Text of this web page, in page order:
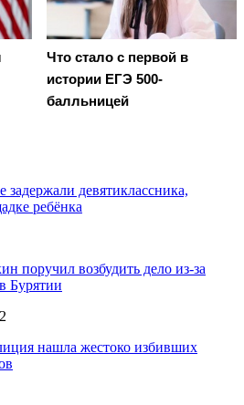
Что стало с первой в
истории ЕГЭ 500-
балльницей
задержали девятиклассника,
ребёнка
поручил возбудить дело из-за
Бурятии
нашла жестоко избивших